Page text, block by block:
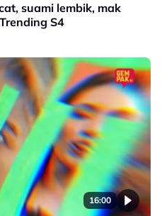
suami lembik, mak
S4
16:00